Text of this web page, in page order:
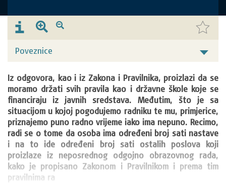
Poveznice
Iz odgovora, kao i iz Zakona i Pravilnika, proizlazi da se
moramo držati svih pravila kao i državne škole koje se
financiraju iz javnih sredstava. Međutim, što je sa
situacijom u kojoj pogodujemo radniku te mu, primjerice,
priznajemo puno radno vrijeme iako ima nepuno. Recimo,
radi se o tome da osoba ima određeni broj sati nastave
i na to ide određeni broj sati ostalih poslova koji
proizlaze iz neposrednog odgojno obrazovnog rada,
kako je propisano Zakonom i Pravilnikom i prema tim
pravilnima ra